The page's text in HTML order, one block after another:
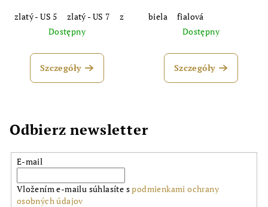
zlatý - US 5 zlatý - US 7 zlatý - US 8 strieborný - US 5
Dostępny
Szczegóły
biela
fialová
Dostępny
Szczegóły
Odbierz newsletter
E-mail
Vložením e-mailu súhlasíte spodmienkami ochrany
osobných údajov